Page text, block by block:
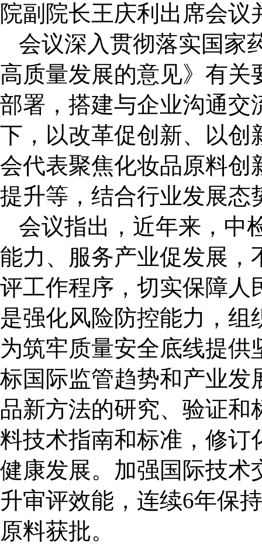
院副院长王庆利出席会议
会议深入贯彻落实国家
高质量发展的意见》有关
部署，搭建与企业沟通交
下，以改革促创新、以创
会代表聚焦化妆品原料创
提升等，结合行业发展态
会议指出，近年来，中
能力、服务产业促发展，
评工作程序，切实保障人
是强化风险防控能力，
为筑牢质量安全底线提
标国际监管趋势和产业发
品新方法的研究、验证
料技术指南和标准，修订
健康发展。加强国际技术
升审评效能，连续6年保
原料获批。